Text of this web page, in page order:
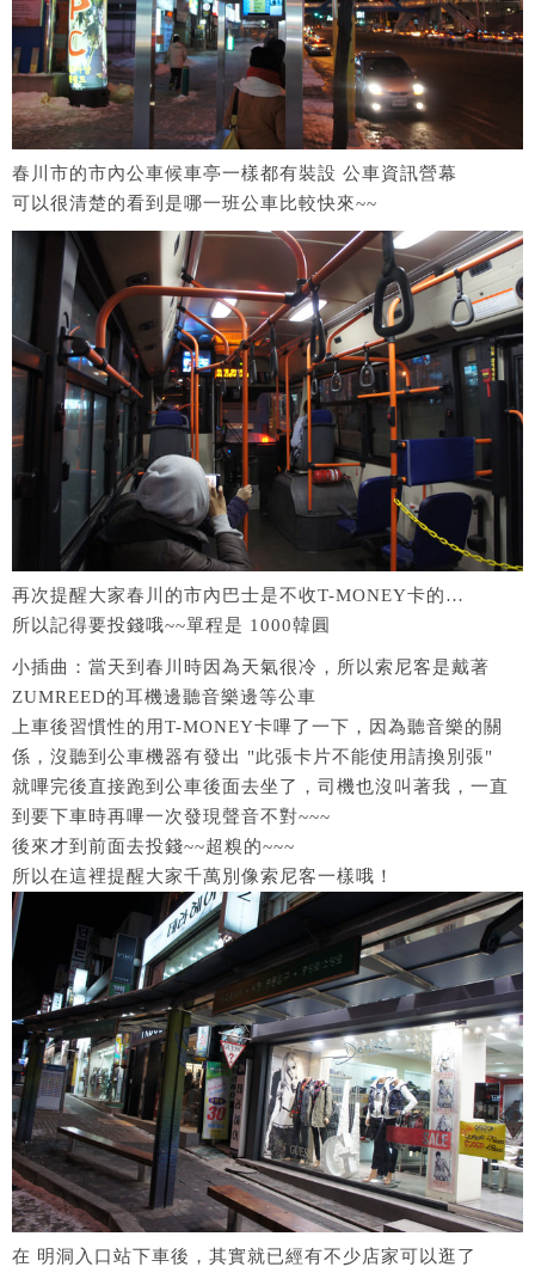
春川市的市內公車候車亭一樣都有裝設 公車資訊營幕
可以很清楚的看到是哪一班公車比較快來~~
再次提醒大家春川的市內巴士是不收T-MONEY卡的…
所以記得要投錢哦~~單程是 1000韓圓
小插曲：當天到春川時因為天氣很冷，所以索尼客是戴著
ZUMREED的耳機邊聽音樂邊等公車
上車後習慣性的用T-MONEY卡嗶了一下，因為聽音樂的關
係，沒聽到公車機器有發出 "此張卡片不能使用請換別張"
就嗶完後直接跑到公車後面去坐了，司機也沒叫著我，一直
到要下車時再嗶一次發現聲音不對~~~
後來才到前面去投錢~~超糗的~~~
所以在這裡提醒大家千萬別像索尼客一樣哦！
在 明洞入口站下車後，其實就已經有不少店家可以逛了